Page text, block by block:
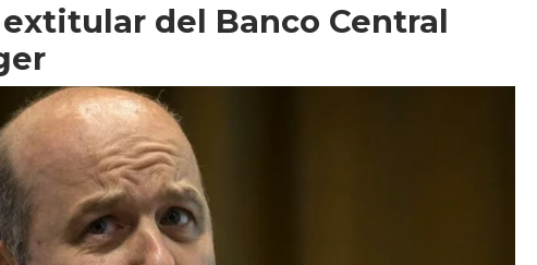
del Banco Central